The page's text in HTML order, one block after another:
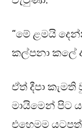
“මේ ළමයි
කල්පනා කලේ
ඒත් දීපා
මායිමෙන් පිට
එහෙමම